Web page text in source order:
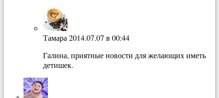
Тамара 2014.07.07 в 00:44
Галина, приятные новости для желающих иметь
детишек.